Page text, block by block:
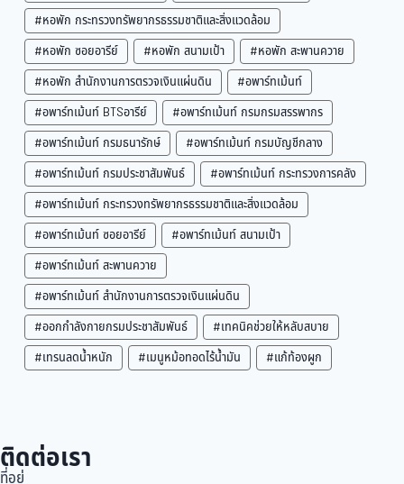
#หอพัก กระทรวงทรัพยากรธรรมชาติและสิ่งแวดล้อม
#หอพัก ซอยอารีย์
#หอพัก สนามเป้า
#หอพัก สะพานควาย
#หอพัก สำนักงานการตรวจเงินแผ่นดิน
#อพาร์ทเม้นท์
#อพาร์ทเม้นท์ BTSอารีย์
#อพาร์ทเม้นท์ กรมกรมสรรพากร
#อพาร์ทเม้นท์ กรมธนารักษ์
#อพาร์ทเม้นท์ กรมบัญชีกลาง
#อพาร์ทเม้นท์ กรมประชาสัมพันธ์
#อพาร์ทเม้นท์ กระทรวงการคลัง
#อพาร์ทเม้นท์ กระทรวงทรัพยากรธรรมชาติและสิ่งแวดล้อม
#อพาร์ทเม้นท์ ซอยอารีย์
#อพาร์ทเม้นท์ สนามเป้า
#อพาร์ทเม้นท์ สะพานควาย
#อพาร์ทเม้นท์ สำนักงานการตรวจเงินแผ่นดิน
#ออกกำลังกายกรมประชาสัมพันธ์
#เทคนิคช่วยให้หลับสบาย
#เทรนลดน้ำหนัก
#เมนูหม้อทอดไร้น้ำมัน #แก้ท้องผูก
ติดต่อเรา
ที่อยู่